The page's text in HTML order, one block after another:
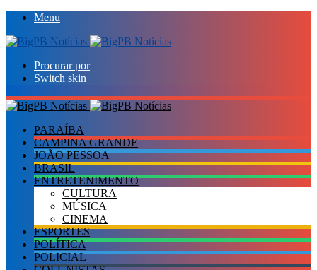
Menu
Procurar por
Switch skin
PARAÍBA
CAMPINA GRANDE
JOÃO PESSOA
BRASIL
ENTRETENIMENTO
CULTURA
MÚSICA
CINEMA
ESPORTES
POLÍTICA
POLICIAL